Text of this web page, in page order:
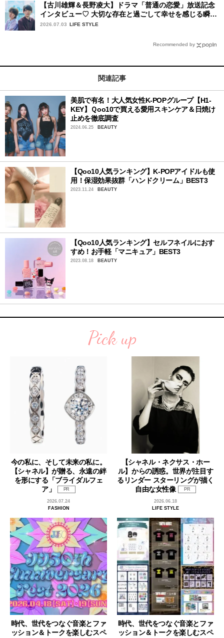
【古川雄輝＆長野凌大】ドラマ「普通の恋愛」放送記念
インタビュー♡ 大切な存在と過ごして幸せを感じる瞬間
は？
2026.07.03 LIFE STYLE
Recommended by
関連記事
美肌で有名！大人気女性K-POPグループ【H1-
KEY】Ｑoo10で買える愛用スキンケア＆日焼け
止めを徹底調査
2024.06.25 BEAUTY
【Qoo10人気ランキング】K-POPアイドルも使
用！保湿効果抜群「ハンドクリーム」BEST3
2023.11.24 BEAUTY
【Qoo10人気ランキング】セルフネイルにおす
すめ！お手軽「マニキュア」BEST3
2023.08.18 BEAUTY
Pick up
今の私に、そして未来の私に。
【シャネル】が贈る、永遠の絆
を形にする「ブライダルフェ
ア」
PR
2026.07.24
FASHION
【シャネル・ネクサス・ホー
ル】からの誘惑。世界が注目す
るリンダー スターリングが描く
自由な女性像
PR
2026.06.18
LIFE STYLE
時代、世代をつなぐ音楽とファ
ッション＆トークを楽しむスペ
時代、世代をつなぐ音楽とファ
ッション＆トークを楽しむスペ